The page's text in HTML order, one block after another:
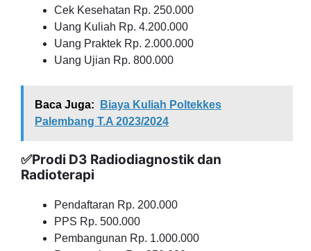
Cek Kesehatan Rp. 250.000
Uang Kuliah Rp. 4.200.000
Uang Praktek Rp. 2.000.000
Uang Ujian Rp. 800.000
Baca Juga:
Biaya Kuliah Poltekkes
Palembang T.A 2023/2024
✅Prodi D3 Radiodiagnostik dan
Radioterapi
Pendaftaran Rp. 200.000
PPS Rp. 500.000
Pembangunan Rp. 1.000.000